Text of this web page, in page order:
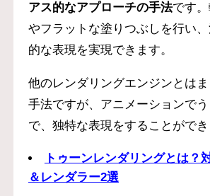
アス的なアプローチの手法です
やフラットな塗りつぶしを行い
的な表現を実現できます。
他のレンダリングエンジンとは
手法ですが、アニメーションで
で、独特な表現をすることができ
トゥーンレンダリングとは？
＆レンダラー2選